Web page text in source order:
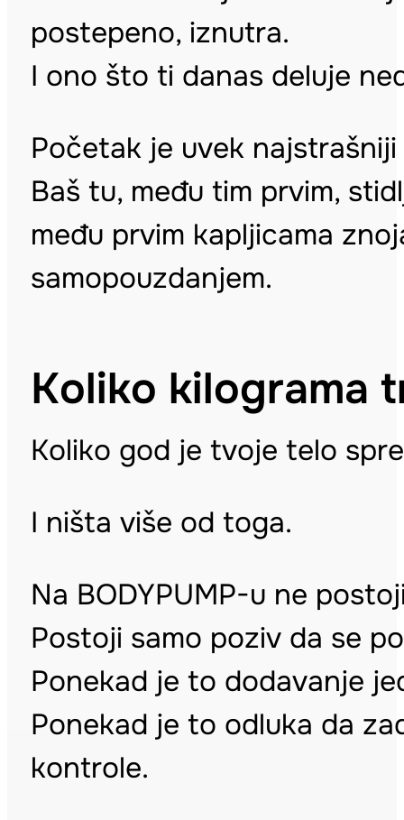
postepeno, iznutra.
I ono što ti danas deluje
Početak je uvek
Baš tu, među tim prvim,
među prvim kapljicama
samopouzdanjem.
Koliko kilograma
Koliko god je tvoje telo
I ništa više od toga.
Na BODYPUMP-u ne
Postoji samo poziv da se
Ponekad je to dodavanje
Ponekad je to odluka da
kontrole.